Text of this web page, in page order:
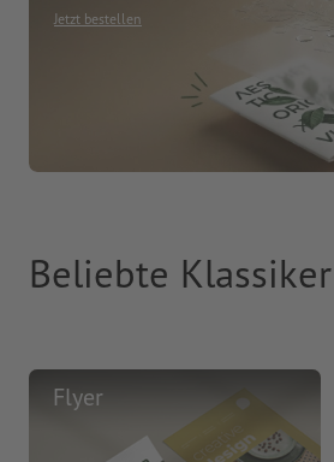
Jetzt bestellen
Beliebte
Flyer